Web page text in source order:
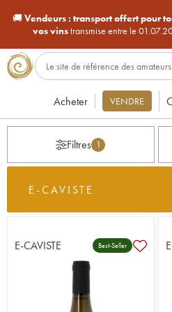
🚚Vendeurs : transport offert pour
vos vinstransmise entre le
Acheter VENDRE
Filtres 1
E-CAVISTE
les passionnés de vin.
1 000 domaines
régions françaises et des
En 2025, près de 200 000
vins proposés en e-
E-CAVISTE Best-Seller